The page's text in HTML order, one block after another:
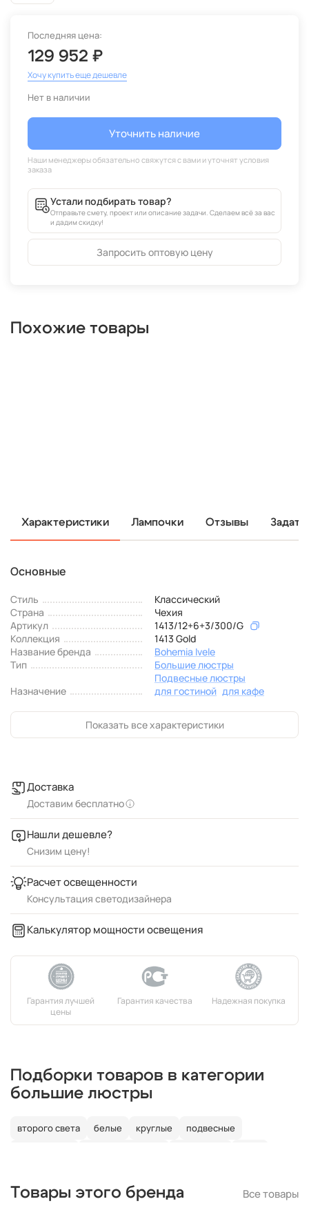
Последняя цена:
129 952 ₽
Хочу купить еще дешевле
Нет в наличии
Уточнить наличие
Устали подбирать товар?
Отправьте смету, проект или описание задачи. Сделаем всё за вас
и дадим скидку!
Запросить оптовую цену
Похожие товары
Характеристики Лампочки Отзывы
Основные
Стиль
Классический
Страна
Чехия
Артикул
1413/12+6+3/300/G
Коллекция
1413 Gold
Название бренда
Bohemia Ivele
Тип
Большие люстры
Подвесные люстры
Назначение
для гостиной для кафе
Показать все характеристики
Доставка
Доставим бесплатно
Нашли дешевле?
Снизим цену!
Расчет освещенности
Консультация светодизайнера
Калькулятор мощности освещения
Подборки товаров в категории
большие люстры
второго света белые круглые
подвесные
Товары этого бренда Все товары